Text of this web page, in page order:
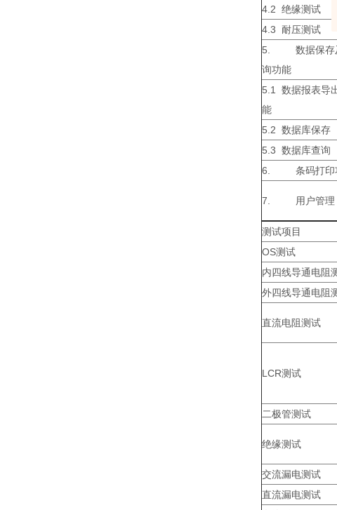
4.2 绝缘测试
4.3 耐压测试
5. 数据保存
询功能
5.1 数据报表导
能
5.2 数据库保存
5.3 数据库查询
6. 条码打印
7. 用户管理
测试项目
OS测试
内四线导通电阻
外四线导通电阻
直流电阻测试
LCR测试
二极管测试
绝缘测试
交流漏电测试
直流漏电测试